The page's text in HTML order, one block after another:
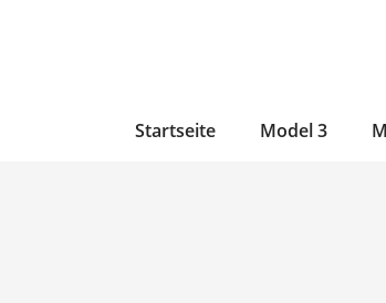
Startseite Model 3